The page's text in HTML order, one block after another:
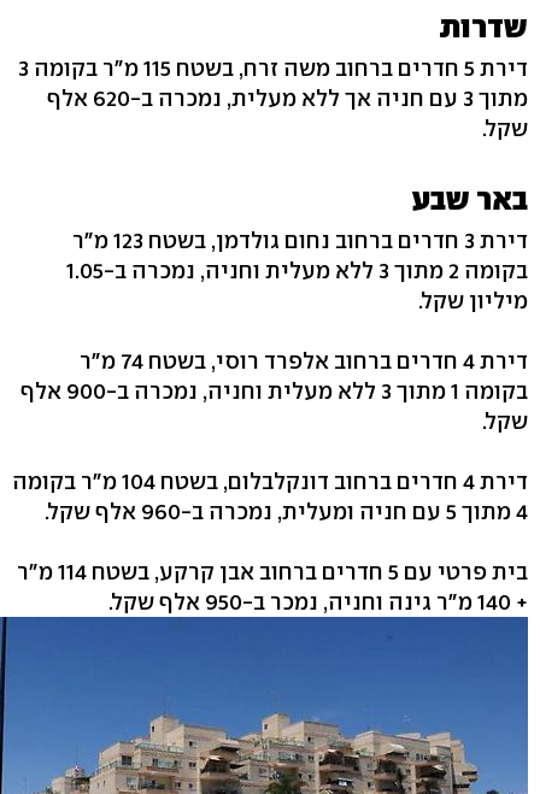
שדרות
דירת 5 חדרים ברחוב משה זרח, בשטח 115 מ"ר בקומה 3
מתוך 3 עם חניה אך ללא מעלית, נמכרה ב-620 אלף
שקל.
באר שבע
דירת 3 חדרים ברחוב נחום גולדמן, בשטח 123 מ"ר
בקומה 2 מתוך 3 ללא מעלית וחניה, נמכרה ב-1.05
מיליון שקל.
דירת 4 חדרים ברחוב אלפרד רוסי, בשטח 74 מ"ר
בקומה 1 מתוך 3 ללא מעלית וחניה, נמכרה ב-900 אלף
שקל.
דירת 4 חדרים ברחוב דונקלבלום, בשטח 104 מ"ר בקומה
4 מתוך 5 עם חניה ומעלית, נמכרה ב-960 אלף שקל.
בית פרטי עם 5 חדרים ברחוב אבן קרקע, בשטח 114 מ"ר
+ 140 מ"ר גינה וחניה, נמכר ב-950 אלף שקל.